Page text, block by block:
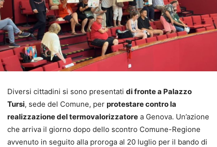
Diversi cittadini si sono presentati di fronte a Palazzo
Tursi, sede del Comune, per protestare contro la
realizzazione del termovalorizzatore a Genova. Un’azione
che arriva il giorno dopo dello scontro Comune-Regione
avvenuto in seguito alla proroga al 20 luglio per il bando di